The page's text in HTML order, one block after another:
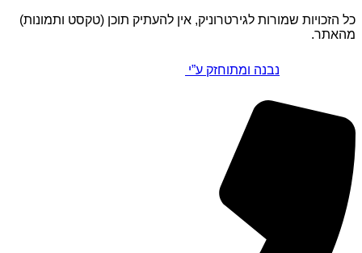
כל הזכויות שמורות לגירטרוניק, אין להעתיק תוכן (טקסט ותמונות)
מהאתר.
נבנה ומתוחזק ע”י